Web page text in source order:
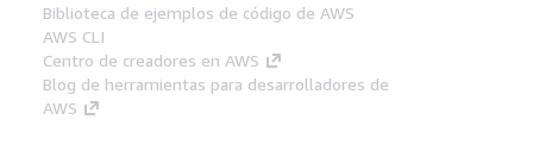
Biblioteca de ejemplos de código de AWS
AWS CLI
Centro de creadores en AWS
Blog de herramientas para desarrolladores de
AWS